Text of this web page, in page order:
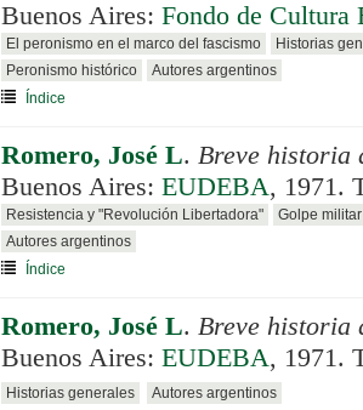
Buenos Aires: Fondo de Cultura
El peronismo en el marco del fascismo
Historias
Peronismo histórico
Autores argentinos
Índice
Romero, José L. Breve historia
Buenos Aires: EUDEBA, 1971.
Resistencia y "Revolución Libertadora"
Golpe
Autores argentinos
Índice
Romero, José L. Breve historia
Buenos Aires: EUDEBA, 1971.
Historias generales Autores argentinos